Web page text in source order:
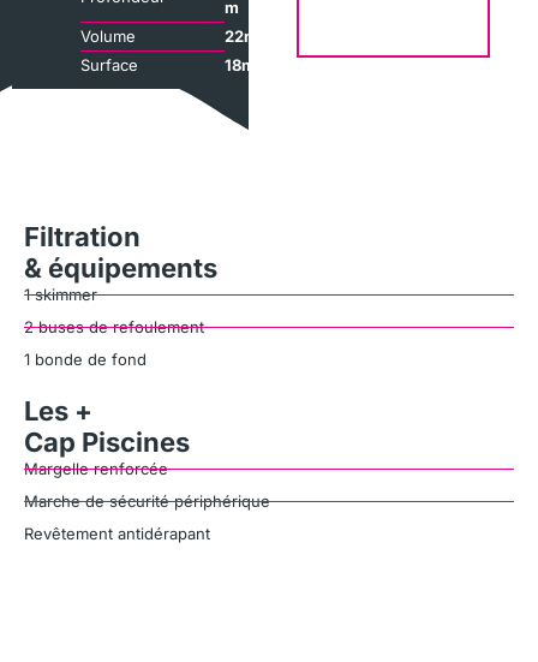
m
Volume
22m³
Surface
18m²
Filtration
& équipements
1 skimmer
2 buses de refoulement
1 bonde de fond
Les +
Cap Piscines
Margelle renforcée
Marche de sécurité périphérique
Revêtement antidérapant